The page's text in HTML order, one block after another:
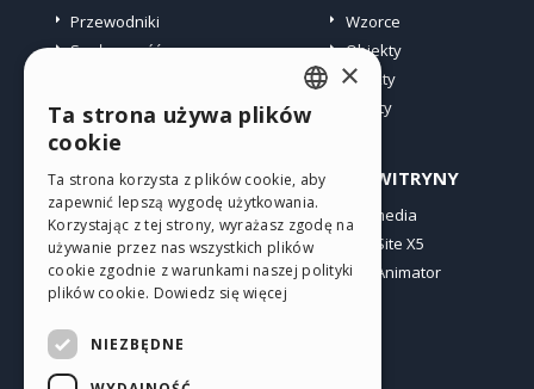
Przewodniki
Społeczność
Wzorce
Obiekty
Punkty
Oferty
PROFIL
Moje wpisy
Moje licencje
Pobieranie
Web hosting
INNE WITRYNY
Incomedia
WebSite X5
WebAnimator
ENGLISH
GERMAN
SPANISH
PORTUGUESE
×
Ta strona używa plików
cookie
Ta strona korzysta z plików cookie, aby
zapewnić lepszą wygodę użytkowania.
Korzystając z tej strony, wyrażasz zgodę na
używanie przez nas wszystkich plików
cookie zgodnie z warunkami naszej polityki
plików cookie. Dowiedz się więcej
NIEZBĘDNE